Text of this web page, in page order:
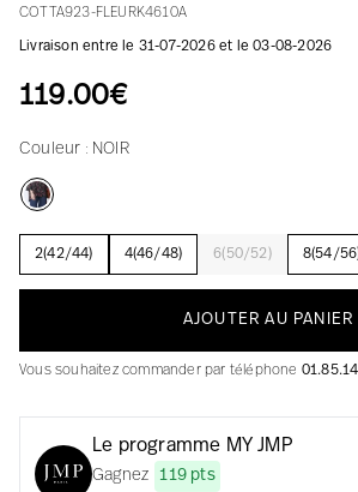
La création avec audace et passion
COTTA923-FLEURK4610A
Livraison entre le 31-07-2026 et le 03-08-2026
119.00€
Couleur : NOIR
2(42/44) 4(46/48) 6(50/52) 8(54/
AJOUTER AU PANIER
Vous souhaitez commander par téléphone
Le programme MY JMP
Gagnez
119 pts